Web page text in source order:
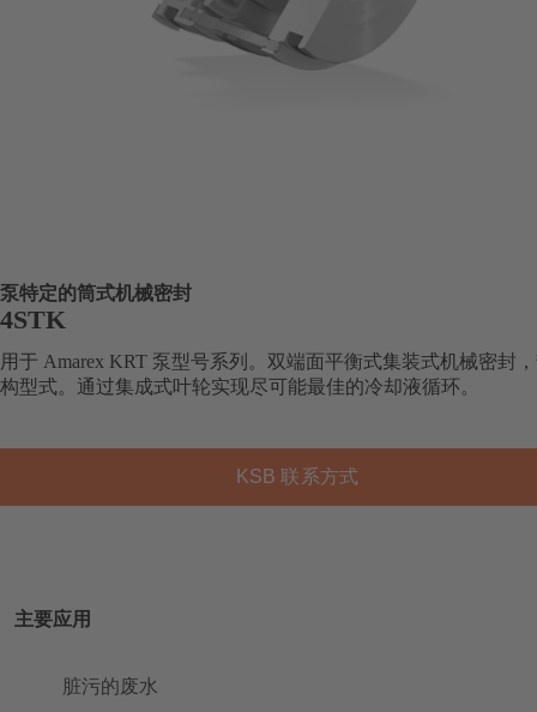
泵特定的筒式机械密封
4STK
用于 Amarex KRT 泵型号系列。双端面平衡式集装式机械密封
构型式。通过集成式叶轮实现尽可能最佳的冷却液循环。
KSB 联系方式
主要应用
脏污的废水